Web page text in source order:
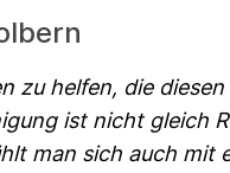
zu helfen, die
ist nicht gleich
man sich auch mit